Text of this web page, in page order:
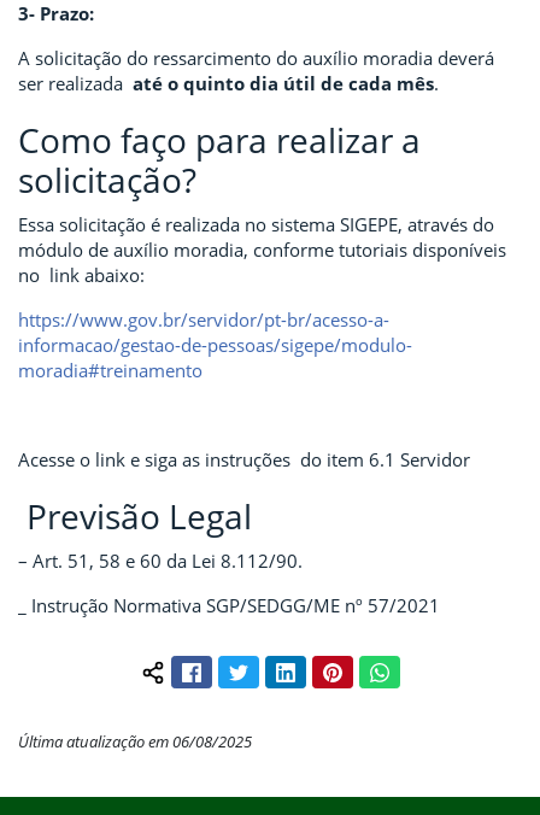
3- Prazo:
A solicitação do ressarcimento do auxílio moradia deverá
ser realizada até o quinto dia útil de cada mês.
Como faço para realizar a
solicitação?
Essa solicitação é realizada no sistema SIGEPE, através do
módulo de auxílio moradia, conforme tutoriais disponíveis
no link abaixo:
https://www.gov.br/servidor/pt-br/acesso-a-
informacao/gestao-de-pessoas/sigepe/modulo-
moradia#treinamento
Acesse o link e siga as instruções do item 6.1 Servidor
Previsão Legal
– Art. 51, 58 e 60 da Lei 8.112/90.
_ Instrução Normativa SGP/SEDGG/ME nº 57/2021
Compartilhar conteúdo:
FacebookTwitterLinkedInPinterestWhatsApp
Última atualização em 06/08/2025